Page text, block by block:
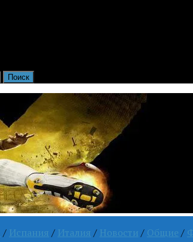
/ Испания / Италия / Новости / Общие /